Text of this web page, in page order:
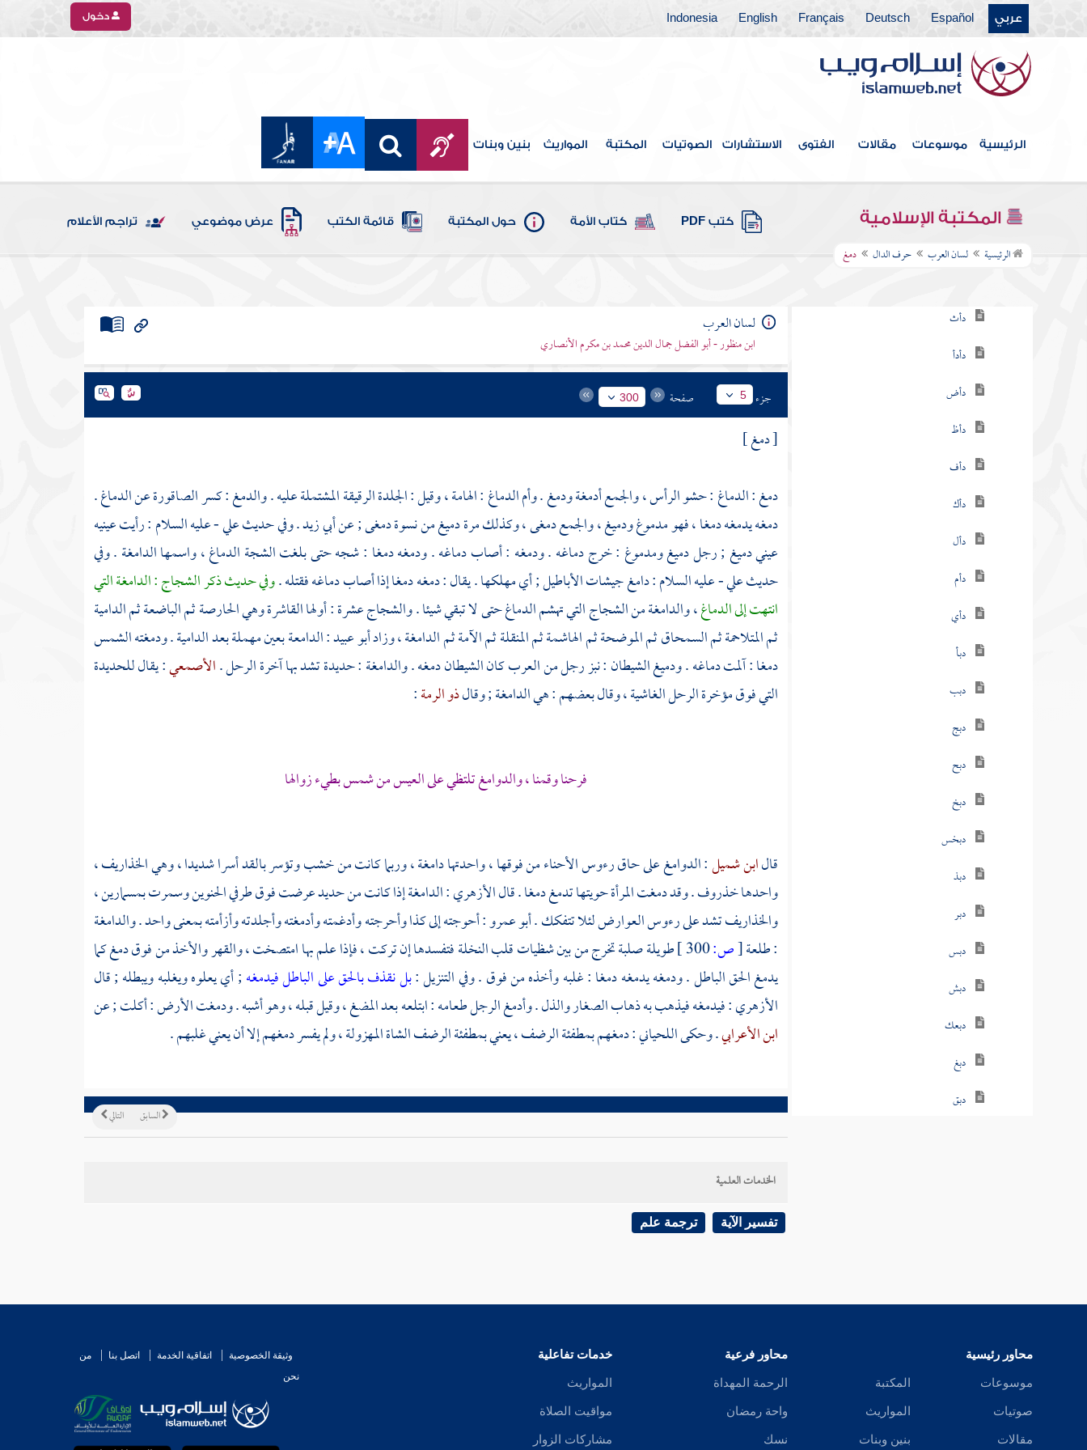
عربي Español
Deutsch
Français
English
Indonesia دخول
الرئيسية موسوعات مقالات الفتوى الاستشارات الصوتيات المكتبة المواريث بنين وبنات
المكتبة الإسلامية كتب PDF كتاب الأمة حول المكتبة قائمة الكتب عرض موضوعي تراجم الأعلام
الرئيسية لسان العرب حرف الدال دمغ
حرف الباء
حرف التاء
حرف الثاء
حرف الجيم
حرف الحاء
حرف الخاء
حرف الدال
دأث
دأدأ
دأض
دأظ
دأف
دأك
دأل
دأم
دأي
دبأ
دبب
دبج
دبح
دبخ
دبخس
دبذ
دبر
دبس
دبش
دبعك
دبغ
دبق
لسان العرب
ابن منظور - أبو الفضل جمال الدين محمد بن مكرم الأنصاري
جزء 5 صفحة 300
[ دمغ ]
دمغ : الدماغ : حشو الرأس ، والجمع أدمغة ودمغ . وأم الدماغ : الهامة ، وقيل : الجلدة الرقيقة المشتملة عليه . والدمغ : كسر الصاقورة عن الدماغ .
دمغه يدمغه دمغا ، فهو مدموغ ودميغ ، والجمع دمغى ، وكذلك مرة دميغ من نسوة دمغى ; عنأبي زيد. وفي حديثعلي- عليه السلام : رأيت عينيه
عيني دميغ ; رجل دميغ ومدموغ : خرج دماغه . ودمغه : أصاب دماغه . ودمغه دمغا : شجه حتى بلغت الشجة الدماغ ، واسمها الدامغة . وفي
حديثعلي- عليه السلام : دامغ جيشات الأباطيل ; أي مهلكها . يقال : دمغه دمغا إذا أصاب دماغه فقتله .وفي حديث ذكر الشجاج : الدامغة التي
انتهت إلى الدماغ، والدامغة من الشجاج التي تهشم الدماغ حتى لا تبقي شيئا . والشجاج عشرة : أولها القاشرة وهي الحارصة ثم الباضعة ثم الدامية
ثم المتلاحمة ثم السمحاق ثم الموضحة ثم الهاشمة ثم المنقلة ثم الآمة ثم الدامغة ، وزادأبو عبيد: الدامعة بعين مهملة بعد الدامية . ودمغته الشمس
دمغا : آلمت دماغه . ودميغ الشيطان : نبز رجل من العرب كان الشيطان دمغه . والدامغة : حديدة تشد بها آخرة الرحل .الأصمعي: يقال للحديدة
التي فوق مؤخرة الرحل الغاشية ، وقال بعضهم : هي الدامغة ; وقالذو الرمة:
فرحنا وقمنا ، والدوامغ تلتظي على العيس من شمس بطيء زوالها
قالابن شميل: الدوامغ على حاق رءوس الأحناء من فوقها ، واحدتها دامغة ، وربما كانت من خشب وتؤسر بالقد أسرا شديدا ، وهي الخذاريف ،
واحدها خذروف . وقد دمغت المرأة حويتها تدمغ دمغا . قالالأزهري: الدامغة إذا كانت من حديد عرضت فوق طرفي الحنوين وسمرت بمسمارين ،
والخذاريف تشد على رءوس العوارض لئلا تتفكك .أبو عمرو: أحوجته إلى كذا وأحرجته وأدغمته وأدمغته وأجلدته وأزأمته بمعنى واحد . والدامغة
: طلعة[ص:300 ]
طويلة صلبة تخرج من بين شظيات قلب النخلة فتفسدها إن تركت ، فإذا علم بها امتصخت ، والقهر والأخذ من فوق دمغ كما
يدمغ الحق الباطل . ودمغه يدمغه دمغا : غلبه وأخذه من فوق . وفي التنزيل :بل نقذف بالحق على الباطل فيدمغه; أي يعلوه ويغلبه ويبطله ; قال
الأزهري: فيدمغه فيذهب به ذهاب الصغار والذل . وأدمغ الرجل طعامه : ابتلعه بعد المضغ ، وقيل قبله ، وهو أشبه . ودمغت الأرض : أكلت ; عن
ابن الأعرابي. وحكىاللحياني: دمغهم بمطفئة الرضف ، يعني بمطفئة الرضف الشاة المهزولة ، ولم يفسر دمغهم إلا أن يعني غلبهم .
التالي السابق
الخدمات العلمية
تفسير الآية ترجمة علم
محاور رئيسية
موسوعات
صوتيات
مقالات
المكتبة
المواريث
بنين وبنات
محاور فرعية
الرحمة المهداة
واحة رمضان
نسك
خدمات تفاعلية
المواريث
مواقيت الصلاة
مشاركات الزوار
وثيقة الخصوصية اتفاقية الخدمة اتصل بنا
من
نحن